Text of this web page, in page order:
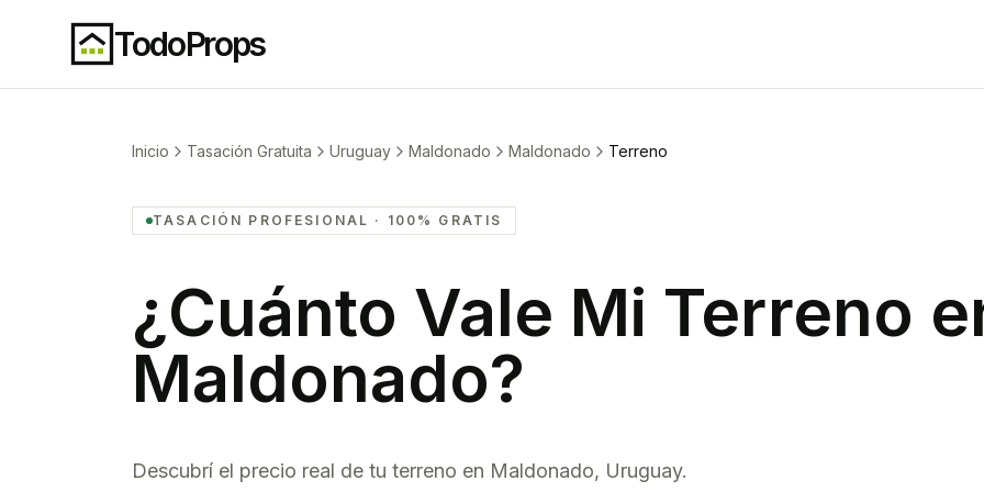
TodoProps
Inicio Tasación Gratuita Uruguay Maldonado Maldonado Terreno
TASACIÓN PROFESIONAL · 100% GRATIS
¿Cuánto Vale Mi Terreno
Maldonado?
Descubrí el precio real de tu terreno en Maldonado, Uruguay.